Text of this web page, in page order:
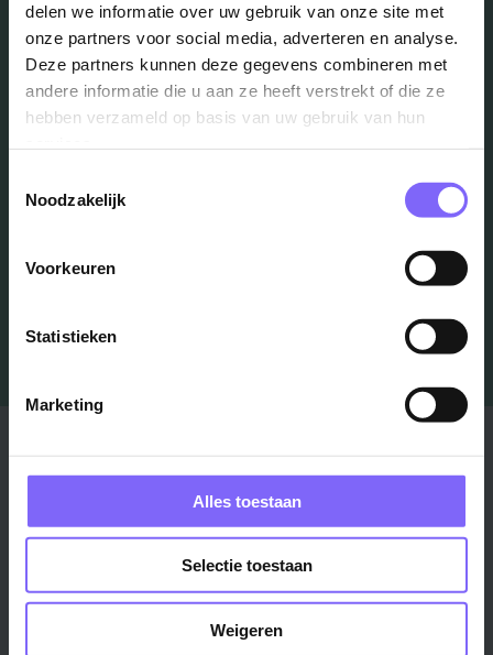
delen we informatie over uw gebruik van onze site met
onze partners voor social media, adverteren en analyse.
Deze partners kunnen deze gegevens combineren met
andere informatie die u aan ze heeft verstrekt of die ze
hebben verzameld op basis van uw gebruik van hun
Noodzakelijk
Voorkeuren
Statistieken
Marketing
Alles toestaan
Selectie toestaan
Weigeren
Vacatures
in je mailbox?
Schrijf je in en we houden je op de hoogte
Venlo ›
Midden-Limburg ›